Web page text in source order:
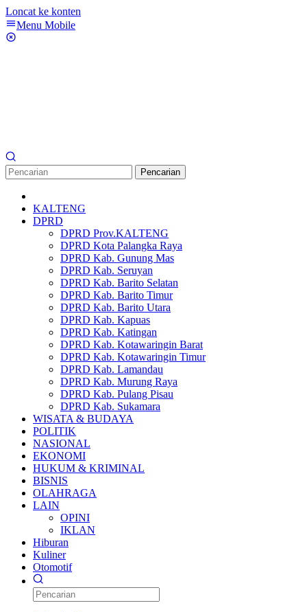
Loncat ke konten
Menu Mobile
Pencarian
KALTENG
DPRD
DPRD Prov.KALTENG
DPRD Kota Palangka Raya
DPRD Kab. Gunung Mas
DPRD Kab. Seruyan
DPRD Kab. Barito Selatan
DPRD Kab. Barito Timur
DPRD Kab. Barito Utara
DPRD Kab. Kapuas
DPRD Kab. Katingan
DPRD Kab. Kotawaringin Barat
DPRD Kab. Kotawaringin Timur
DPRD Kab. Lamandau
DPRD Kab. Murung Raya
DPRD Kab. Pulang Pisau
DPRD Kab. Sukamara
WISATA & BUDAYA
POLITIK
NASIONAL
EKONOMI
HUKUM & KRIMINAL
BISNIS
OLAHRAGA
LAIN
OPINI
IKLAN
Hiburan
Kuliner
Otomotif